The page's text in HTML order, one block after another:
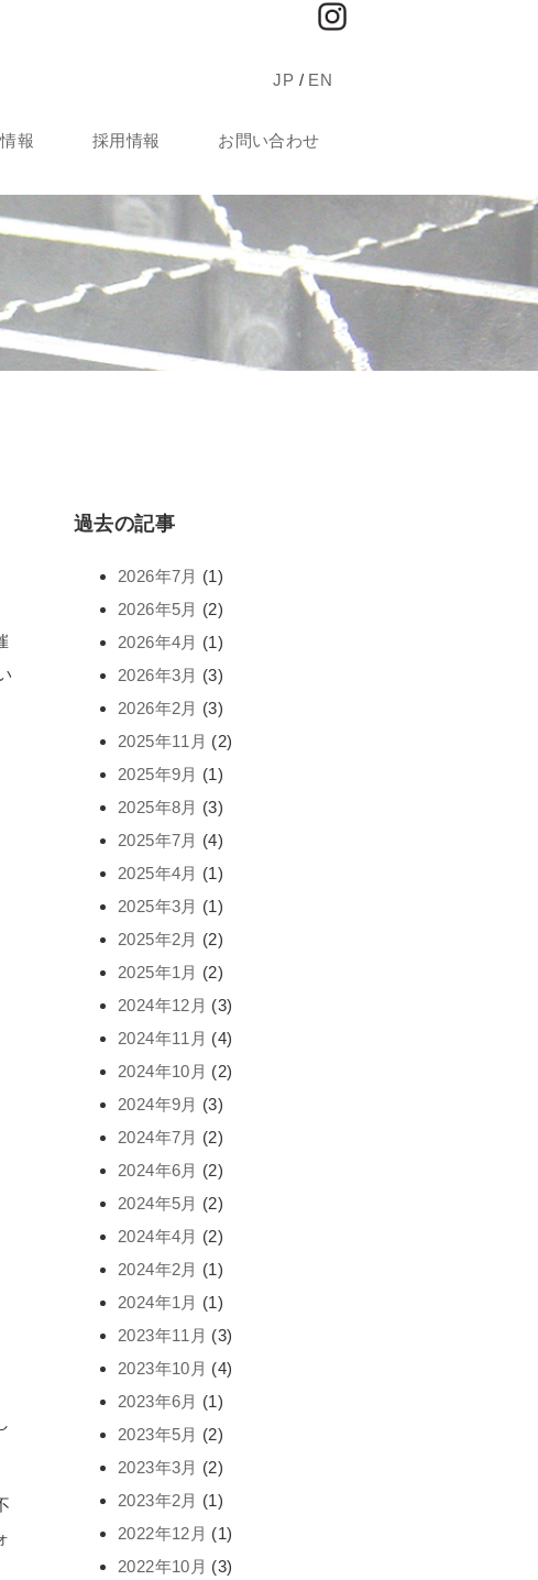
JP / EN
報 採用情報 お問い合わせ
過去の記事
2026年7月 (1)
2026年5月 (2)
2026年4月 (1)
2026年3月 (3)
2026年2月 (3)
2025年11月 (2)
2025年9月 (1)
2025年8月 (3)
2025年7月 (4)
2025年4月 (1)
2025年3月 (1)
2025年2月 (2)
2025年1月 (2)
2024年12月 (3)
2024年11月 (4)
2024年10月 (2)
2024年9月 (3)
2024年7月 (2)
2024年6月 (2)
2024年5月 (2)
2024年4月 (2)
2024年2月 (1)
2024年1月 (1)
2023年11月 (3)
2023年10月 (4)
2023年6月 (1)
2023年5月 (2)
2023年3月 (2)
2023年2月 (1)
2022年12月 (1)
2022年10月 (3)